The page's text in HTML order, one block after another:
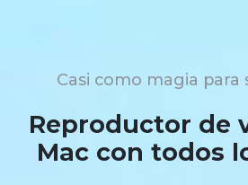
Casi como magia para
Reproductor de
Mac con todos